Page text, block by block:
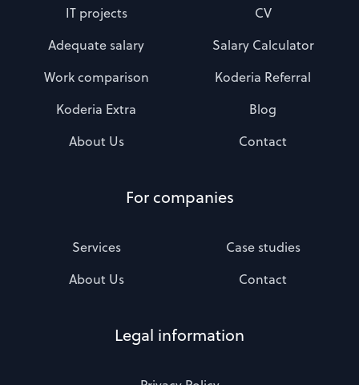
IT projects
CV
Adequate salary
Salary Calculator
Work comparison
Koderia Referral
Koderia Extra
Blog
About Us
Contact
For companies
Services
Case studies
About Us
Contact
Legal information